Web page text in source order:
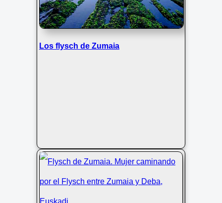
Los flysch de Zumaia